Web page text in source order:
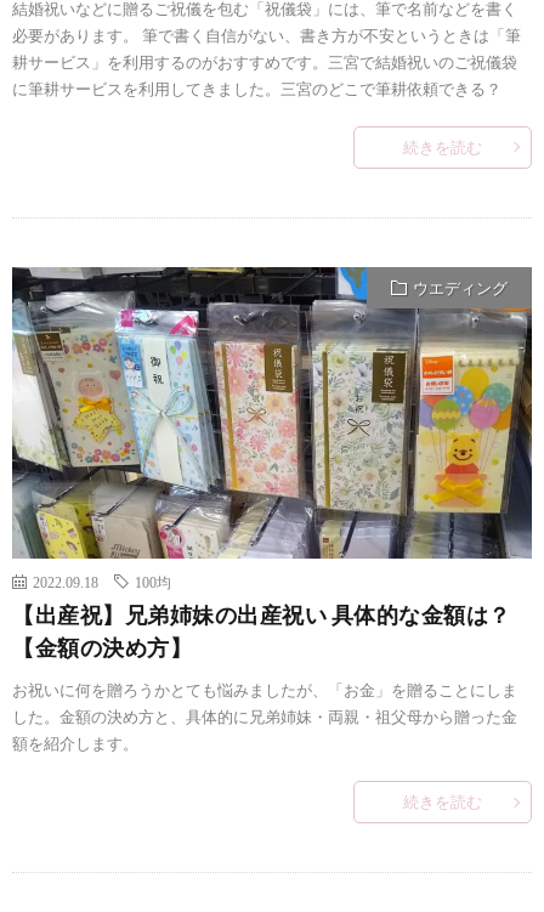
結婚祝いなどに贈るご祝儀を包む「祝儀袋」には、筆で名前などを書く
必要があります。 筆で書く自信がない、書き方が不安というときは「筆
耕サービス」を利用するのがおすすめです。三宮で結婚祝いのご祝儀袋
に筆耕サービスを利用してきました。三宮のどこで筆耕依頼できる？
続きを読む
ウエディング
2022.09.18 100均
【出産祝】兄弟姉妹の出産祝い 具体的な金額は？
【金額の決め方】
お祝いに何を贈ろうかとても悩みましたが、「お金」を贈ることにしま
した。金額の決め方と、具体的に兄弟姉妹・両親・祖父母から贈った金
額を紹介します。
続きを読む